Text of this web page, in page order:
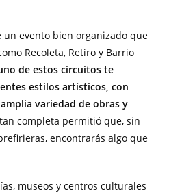
un evento bien organizado que
Recoleta, Retiro y Barrio
de estos circuitos te
estilos artísticos, con
variedad de obras y
completa permitió que, sin
encontrarás algo que
museos y centros culturales